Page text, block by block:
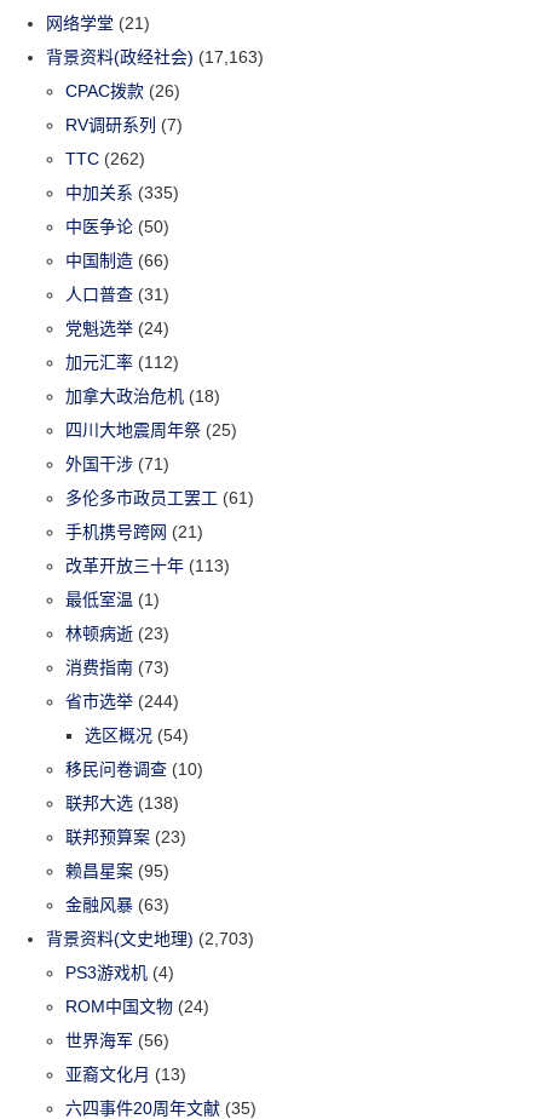
网络学堂 (21)
背景资料(政经社会) (17,163)
CPAC拨款 (26)
RV调研系列 (7)
TTC (262)
中加关系 (335)
中医争论 (50)
中国制造 (66)
人口普查 (31)
党魁选举 (24)
加元汇率 (112)
加拿大政治危机 (18)
四川大地震周年祭 (25)
外国干涉 (71)
多伦多市政员工罢工 (61)
手机携号跨网 (21)
改革开放三十年 (113)
最低室温 (1)
林顿病逝 (23)
消费指南 (73)
省市选举 (244)
选区概况 (54)
移民问卷调查 (10)
联邦大选 (138)
联邦预算案 (23)
赖昌星案 (95)
金融风暴 (63)
背景资料(文史地理) (2,703)
PS3游戏机 (4)
ROM中国文物 (24)
世界海军 (56)
亚裔文化月 (13)
六四事件20周年文献 (35)